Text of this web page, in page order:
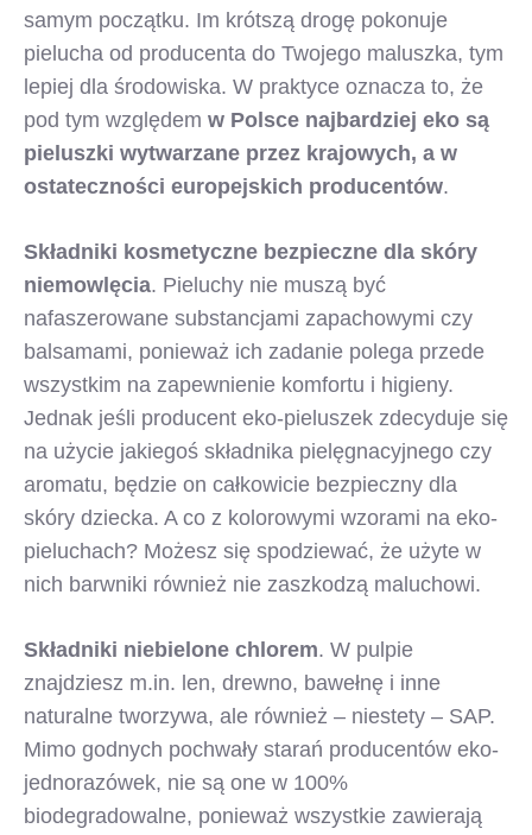
samym początku. Im krótszą drogę pokonuje
pielucha od producenta do Twojego maluszka, tym
lepiej dla środowiska. W praktyce oznacza to, że
pod tym względem w Polsce najbardziej eko są
pieluszki wytwarzane przez krajowych, a w
ostateczności europejskich producentów.
Składniki kosmetyczne bezpieczne dla skóry
niemowlęcia. Pieluchy nie muszą być
nafaszerowane substancjami zapachowymi czy
balsamami, ponieważ ich zadanie polega przede
wszystkim na zapewnienie komfortu i higieny.
Jednak jeśli producent eko-pieluszek zdecyduje się
na użycie jakiegoś składnika pielęgnacyjnego czy
aromatu, będzie on całkowicie bezpieczny dla
skóry dziecka. A co z kolorowymi wzorami na eko-
pieluchach? Możesz się spodziewać, że użyte w
nich barwniki również nie zaszkodzą maluchowi.
Składniki niebielone chlorem. W pulpie
znajdziesz m.in. len, drewno, bawełnę i inne
naturalne tworzywa, ale również – niestety – SAP.
Mimo godnych pochwały starań producentów eko-
jednorazówek, nie są one w 100%
biodegradowalne, ponieważ wszystkie zawierają